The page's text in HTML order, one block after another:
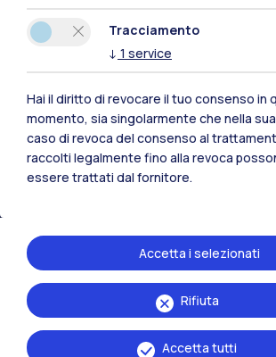
Polimi Community
Tutti i siti dell’ecosistema
Residenze Frontiere
Tracciamento
↓ 1 service
Hai il diritto di revocare il tuo consenso in
momento, sia singolarmente che nella
caso di revoca del consenso al
raccolti legalmente fino alla revoca
essere trattati dal fornitore.
Rifiuta
Accetta i selezionati
Accetta tutti